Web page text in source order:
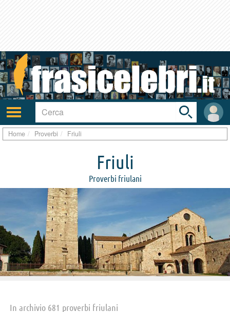
Attiva/disattiva
navigazione
User
area
Toggle
search
bar
Home Proverbi Friuli
Friuli
Proverbi friulani
In archivio 681 proverbi friulani